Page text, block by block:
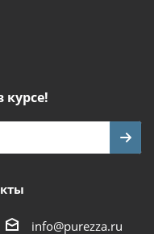
курсе!
info@purezza.ru